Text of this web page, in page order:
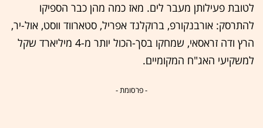
לטובת פעילותן מעבר לים. מאז כמה מהן כבר הספיקו
להתרסק: אורבנקורפ, ברוקלנד אפריל, סטארווד ווסט, אול-יר,
הרץ ודה זראסאי, שמחקו בסך-הכול יותר מ-4 מיליארד שקל
למשקיעי האג"ח המקומיים.
- פרסומת -